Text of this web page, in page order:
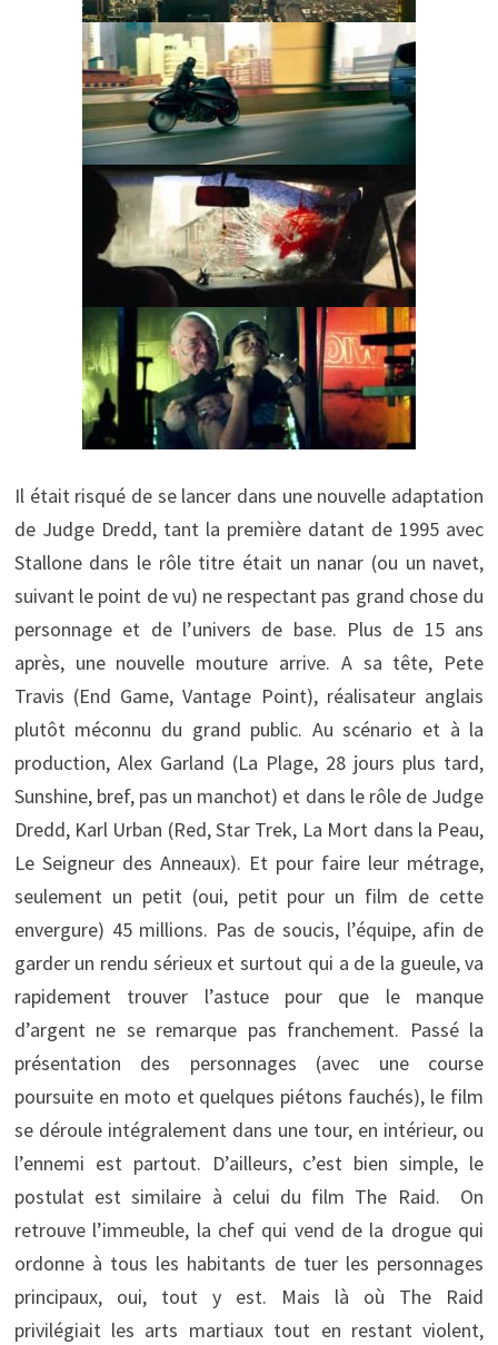
Il était risqué de se lancer dans une nouvelle adaptation
de Judge Dredd, tant la première datant de 1995 avec
Stallone dans le rôle titre était un nanar (ou un navet,
suivant le point de vu) ne respectant pas grand chose du
personnage et de l’univers de base. Plus de 15 ans
après, une nouvelle mouture arrive. A sa tête, Pete
Travis (End Game, Vantage Point), réalisateur anglais
plutôt méconnu du grand public. Au scénario et à la
production, Alex Garland (La Plage, 28 jours plus tard,
Sunshine, bref, pas un manchot) et dans le rôle de Judge
Dredd, Karl Urban (Red, Star Trek, La Mort dans la Peau,
Le Seigneur des Anneaux). Et pour faire leur métrage,
seulement un petit (oui, petit pour un film de cette
envergure) 45 millions. Pas de soucis, l’équipe, afin de
garder un rendu sérieux et surtout qui a de la gueule, va
rapidement trouver l’astuce pour que le manque
d’argent ne se remarque pas franchement. Passé la
présentation des personnages (avec une course
poursuite en moto et quelques piétons fauchés), le film
se déroule intégralement dans une tour, en intérieur, ou
l’ennemi est partout. D’ailleurs, c’est bien simple, le
postulat est similaire à celui du film The Raid. On
retrouve l’immeuble, la chef qui vend de la drogue qui
ordonne à tous les habitants de tuer les personnages
principaux, oui, tout y est. Mais là où The Raid
privilégiait les arts martiaux tout en restant violent,